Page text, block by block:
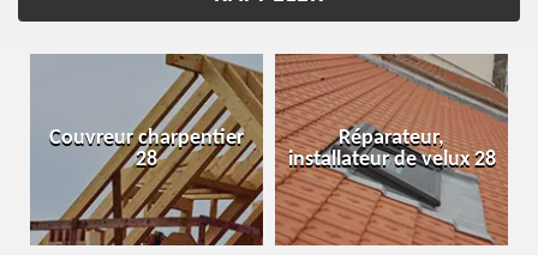
Couvreur charpentier
28
Réparateur,
installateur de velux 28